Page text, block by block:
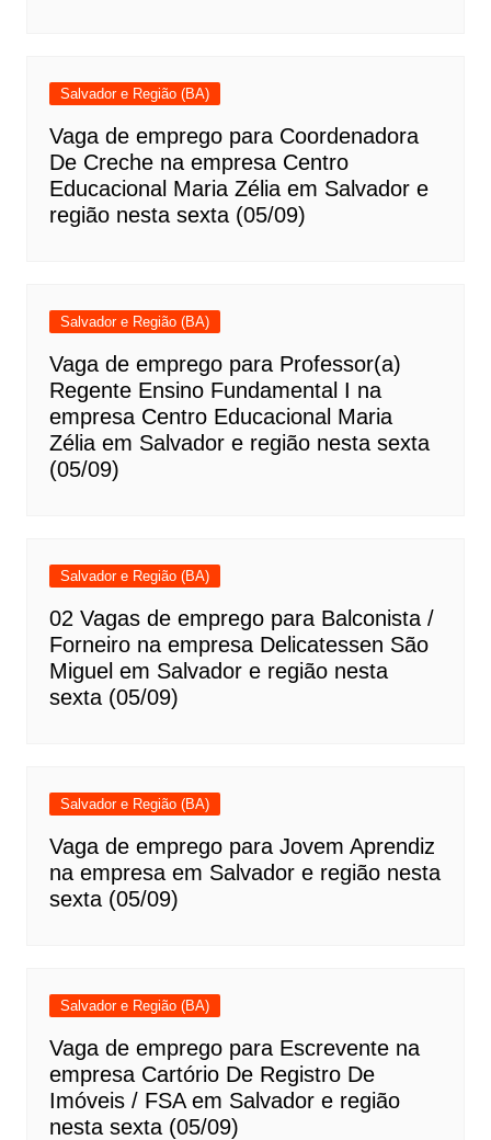
Salvador e Região (BA)
Vaga de emprego para Coordenadora
De Creche na empresa Centro
Educacional Maria Zélia em Salvador e
região nesta sexta (05/09)
Salvador e Região (BA)
Vaga de emprego para Professor(a)
Regente Ensino Fundamental I na
empresa Centro Educacional Maria
Zélia em Salvador e região nesta sexta
(05/09)
Salvador e Região (BA)
02 Vagas de emprego para Balconista /
Forneiro na empresa Delicatessen São
Miguel em Salvador e região nesta
sexta (05/09)
Salvador e Região (BA)
Vaga de emprego para Jovem Aprendiz
na empresa em Salvador e região nesta
sexta (05/09)
Salvador e Região (BA)
Vaga de emprego para Escrevente na
empresa Cartório De Registro De
Imóveis / FSA em Salvador e região
nesta sexta (05/09)